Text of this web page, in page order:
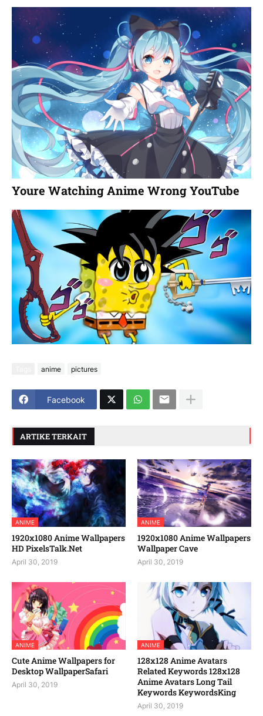
Youre Watching Anime Wrong YouTube
anime pictures
Facebook
ARTIKE TERKAIT
ANIME
1920x1080 Anime Wallpapers
HD PixelsTalk.Net
April 30, 2019
ANIME
1920x1080 Anime Wallpapers
Wallpaper Cave
April 30, 2019
ANIME
Cute Anime Wallpapers for
Desktop WallpaperSafari
April 30, 2019
ANIME
128x128 Anime Avatars
Related Keywords 128x128
Anime Avatars Long Tail
Keywords KeywordsKing
April 30, 2019